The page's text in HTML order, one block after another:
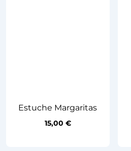
Estuche Margaritas
15,00 €